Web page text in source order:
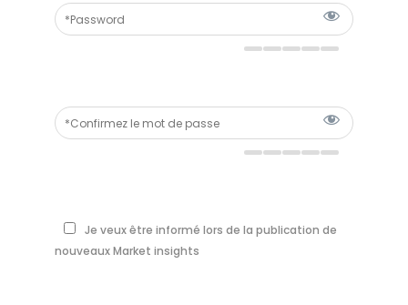
Je veux être informé lors de la publication de
nouveaux Market insights